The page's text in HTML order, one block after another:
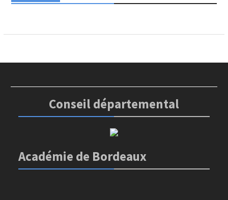
Conseil départemental
Académie de Bordeaux